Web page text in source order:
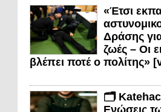
«Έτσι
Δράσης
ζωές – Οι
βλέπει ποτέ ο πολίτης»
🗂️